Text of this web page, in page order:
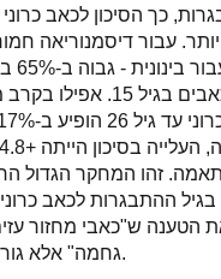
כך הסיכון לכאב
עבור דיסמנוריאה
ב-
מחזור ללא כאבים
זהו המחקר הגדול
בגיל ההתבגרות לכאב
הטענה ש"כאבי מחזור
גחמה" אלא גורם בריאותי לטווח ארוך.